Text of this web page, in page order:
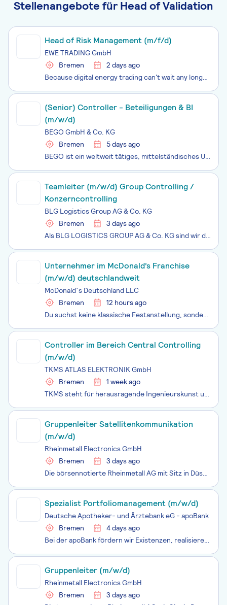
Stellenangebote für Head of Validation
Head of Risk Management (m/f/d)
EWE TRADING GmbH
Bremen
2 days ago
Because digital energy trading can't wait any longer: At EWE TRADING GmbH, we handle the energy trading activities of the EWE Group and act as the Group´s interface to the wholesale markets for power, natural gas, emission rights and renewable energy. Join our mission a
(Senior) Controller - Beteiligungen & BI
(m/w/d)
BEGO GmbH & Co. KG
Bremen
5 days ago
BEGO ist ein weltweit tätiges, mittelständisches Unternehmen mit einem hervorragenden Ruf in der Dentalbranche. Mit über 130 Jahren Dentalexpertise sind wir führender Spezialist für innovative Implantologie- und Prothetik-Lösungen sowie Pionier der CAD/CAM-Technologie und des dentalen 3D-Drucks. Wir
Teamleiter (m/w/d) Group Controlling /
Konzerncontrolling
BLG Logistics Group AG & Co. KG
Bremen
3 days ago
Als BLG LOGISTICS GROUP AG & Co. KG sind wir die Holding im Netzwerk von BLG LOGISTICS. Hier managen wir exzellente Service- und Beratungsleistungen für alle Geschäftsbereiche und konzentrieren uns auf die strategische Ausrichtung und Entwicklung des gesamten Konzerns. Unsere Visi
Unternehmer im McDonald’s Franchise
(m/w/d) deutschlandweit
McDonald´s Deutschland LLC
Bremen
12 hours ago
Du suchst keine klassische Festanstellung, sondern eine echte unternehmerische Perspektive? Dann bietet dir McDonald’s die Möglichkeit, als Franchise-Unternehmer:in eigene Restaurants operativ zu führen, Verantwortung zu übernehmen und ein etabliertes Geschäftsmodell gemeinsam mit einem starken Syst
Controller im Bereich Central Controlling
(m/w/d)
TKMS ATLAS ELEKTRONIK GmbH
Bremen
1 week ago
TKMS steht für herausragende Ingenieurskunst und Innovationskraft im Überwasser- und Unterwasserschiffbau. Seit mehr als 185 Jahren. Als starker Partner, dem die NATO vertraut, bauen wir 70 Prozent ihrer U-Boot-Flotte und tragen so zu Frieden und Sicherheit bei. Weltweit. Bereit mit den Besten zu ar
Gruppenleiter Satellitenkommunikation
(m/w/d)
Rheinmetall Electronics GmbH
Bremen
3 days ago
Die börsennotierte Rheinmetall AG mit Sitz in Düsseldorf steht als integrierter Technologiekonzern für ein ebenso substanzstarkes wie international erfolgreiches Unternehmen. Als domänenübergreifendes Systemhaus der Sicherheits- und Verteidigungsindustrie bieten wir ein innovatives Produkt- und Leis
Spezialist Portfoliomanagement (m/w/d)
Deutsche Apotheker- und Ärztebank eG - apoBank
Bremen
4 days ago
Bei der apoBank fördern wir Existenzen, realisieren zukunftsweisende Projekte und sind ein starker und zuverlässiger Partner für den deutschen Gesundheitsmarkt. Wir sind die größte Bank für alle akademischen Heilberuflerinnen und Heilberufler in Deutschland.Meistere mit uns die spannenden Herausford
Gruppenleiter (m/w/d)
Rheinmetall Electronics GmbH
Bremen
3 days ago